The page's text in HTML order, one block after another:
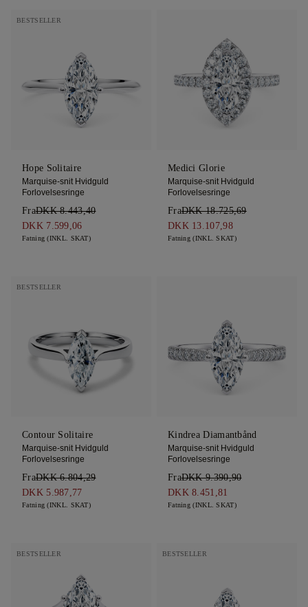
BESTSELLER
Hope Solitaire
Marquise-snit Hvidguld
Forlovelsesringe
FraDKK 8.443,40
DKK 7.599,06
Fatning (INKL. SKAT)
Medici Glorie
Marquise-snit Hvidguld
Forlovelsesringe
FraDKK 18.725,69
DKK 13.107,98
Fatning (INKL. SKAT)
BESTSELLER
Contour Solitaire
Marquise-snit Hvidguld
Forlovelsesringe
FraDKK 6.804,29
DKK 5.987,77
Fatning (INKL. SKAT)
Kindrea Diamantbånd
Marquise-snit Hvidguld
Forlovelsesringe
FraDKK 9.390,90
DKK 8.451,81
Fatning (INKL. SKAT)
BESTSELLER BESTSELLER